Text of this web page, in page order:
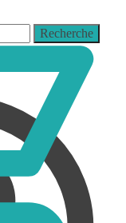
Recherche